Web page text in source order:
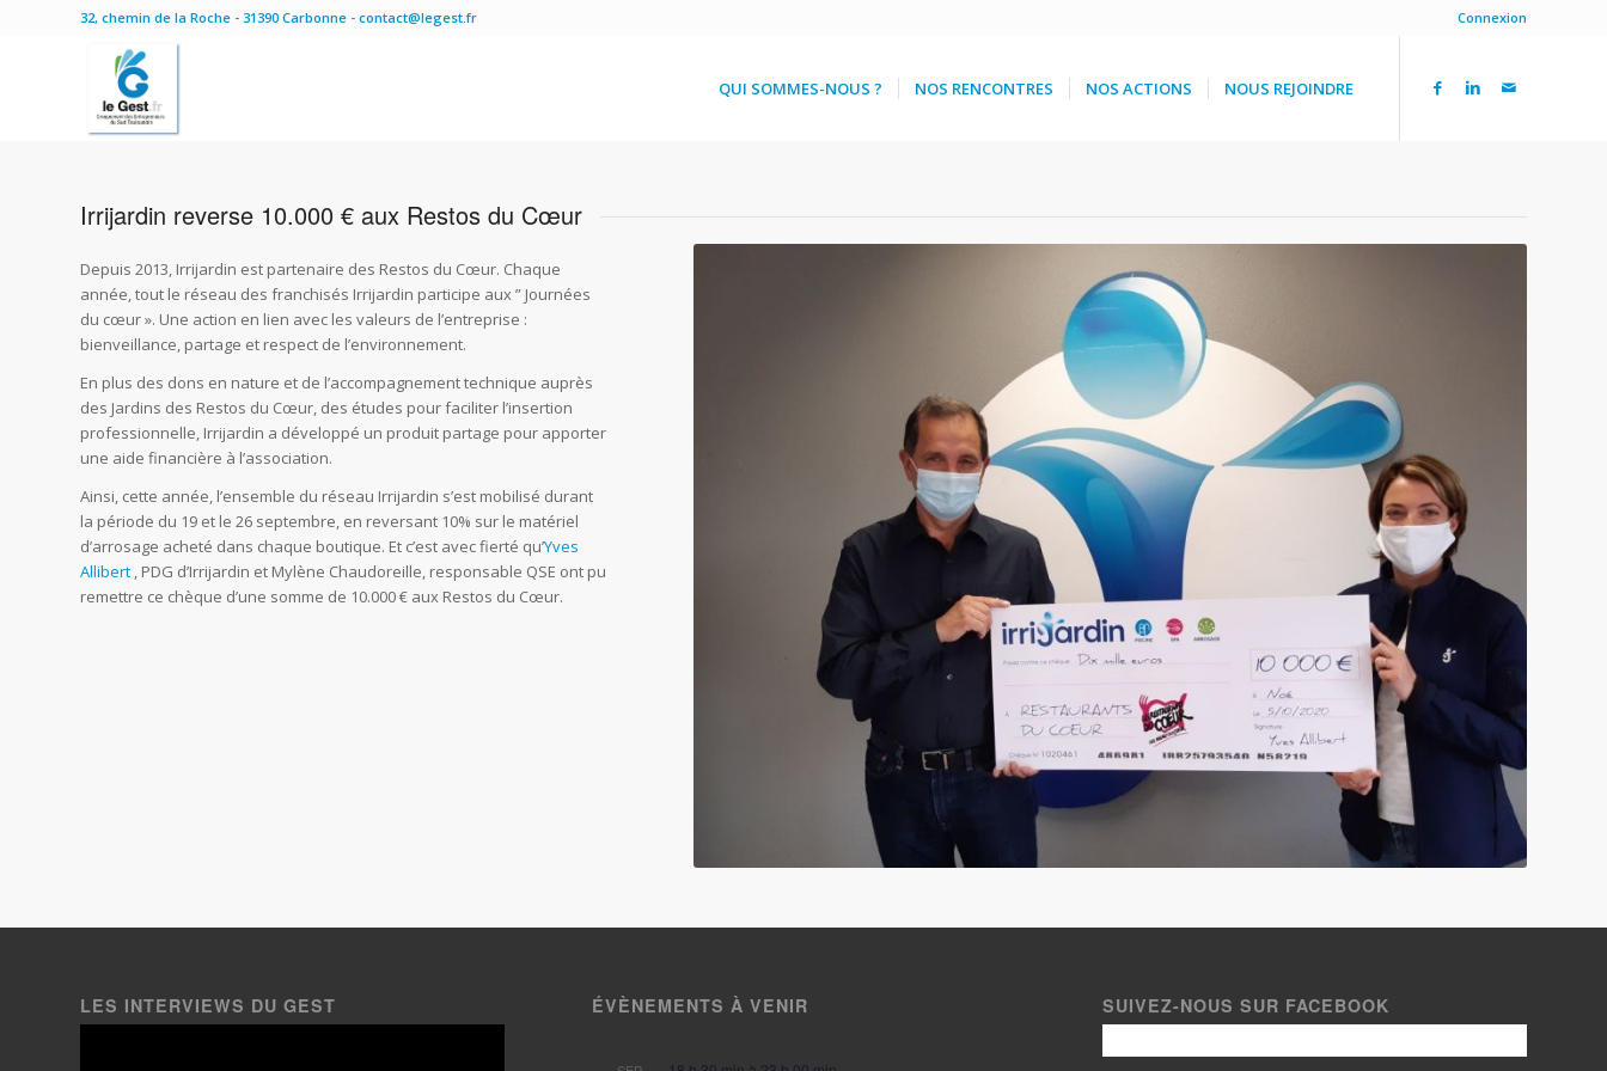
Connexion
32, chemin de la Roche - 31390 Carbonne - contact@legest.fr
QUI SOMMES-NOUS ? NOS RENCONTRES NOS ACTIONS NOUS REJOINDRE
Irrijardin reverse 10.000 € aux Restos du Cœur
Depuis 2013, Irrijardin est partenaire des Restos du Cœur. Chaque
année, tout le réseau des franchisés Irrijardin participe aux ” Journées
du cœur ». Une action en lien avec les valeurs de l’entreprise :
bienveillance, partage et respect de l’environnement.
En plus des dons en nature et de l’accompagnement technique auprès
des Jardins des Restos du Cœur, des études pour faciliter l’insertion
professionnelle, Irrijardin a développé un produit partage pour apporter
une aide financière à l’association.
Ainsi, cette année, l’ensemble du réseau Irrijardin s’est mobilisé durant
la période du 19 et le 26 septembre, en reversant 10% sur le matériel
d’arrosage acheté dans chaque boutique. Et c’est avec fierté qu’Yves
Allibert , PDG d’Irrijardin et Mylène Chaudoreille, responsable QSE ont pu
remettre ce chèque d’une somme de 10.000 € aux Restos du Cœur.
LES INTERVIEWS DU GEST ÉVÈNEMENTS À VENIR SUIVEZ-NOUS SUR FACEBOOK